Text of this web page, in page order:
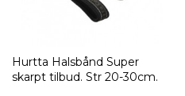
Hurtta Halsbånd Super
skarpt tilbud. Str 20-30cm.